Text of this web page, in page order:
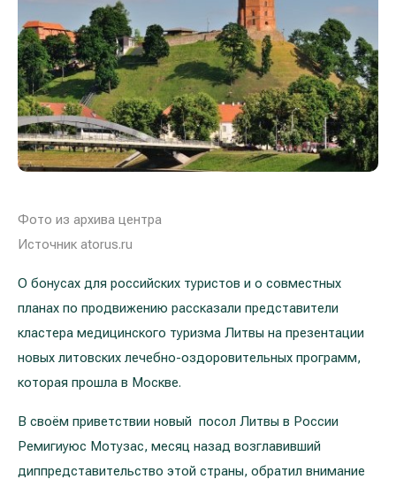
Фото из архива центра
Источник atorus.ru
О бонусах для российских туристов и о совместных
планах по продвижению рассказали представители
кластера медицинского туризма Литвы на презентации
новых литовских лечебно-оздоровительных программ,
которая прошла в Москве.
В своём приветствии новый посол Литвы в России
Ремигиуюс Мотузас, месяц назад возглавивший
диппредставительство этой страны, обратил внимание
Лечение расширенных вен на ногах
Гастроэнтерология
Кардиология (лечение сердца и сосудов)
Неврология и психиатрия
Лечение заболеваний уха, горла, носа
Лечение аллергий и дыхательных путей
Программы проверки здоровья
Все услуги
Galerija